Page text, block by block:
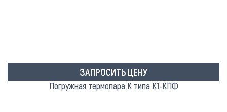
ЗАПРОСИТЬ ЦЕНУ
Погружная термопара K типа К1-КПФ